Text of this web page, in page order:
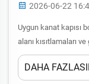
2026-06-22
Uygun kanat kapısı
alanı kısıtlamaları
birden fazla faktörü
erişim kontrol
DAHA